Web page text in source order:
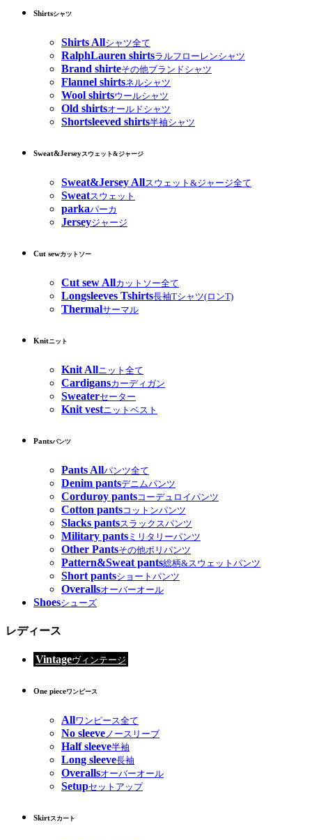
Shirtsシャツ
Shirts Allシャツ全て
RalphLauren shirtsラルフローレンシャツ
Brand shirteその他ブランドシャツ
Flannel shirtsネルシャツ
Wool shirtsウールシャツ
Old shirtsオールドシャツ
Shortsleeved shirts半袖シャツ
Sweat&Jerseyスウェット&ジャージ
Sweat&Jersey Allスウェット&ジャージ全て
Sweatスウェット
parkaパーカ
Jerseyジャージ
Cut sewカットソー
Cut sew Allカットソー全て
Longsleeves Tshirts長袖Tシャツ(ロンT)
Thermalサーマル
Knitニット
Knit Allニット全て
Cardigansカーディガン
Sweaterセーター
Knit vestニットベスト
Pantsパンツ
Pants Allパンツ全て
Denim pantsデニムパンツ
Corduroy pantsコーデュロイパンツ
Cotton pantsコットンパンツ
Slacks pantsスラックスパンツ
Military pants ミリタリーパンツ
Other Pantsその他ポリパンツ
Pattern&Sweat pants総柄&スウェットパンツ
Short pantsショートパンツ
Overallsオーバーオール
Shoesシューズ
レディース
Vintageヴィンテージ
One pieceワンピース
Allワンピース全て
No sleeveノースリーブ
Half sleeve半袖
Long sleeve長袖
Overallsオーバーオール
Setupセットアップ
Skirtスカート